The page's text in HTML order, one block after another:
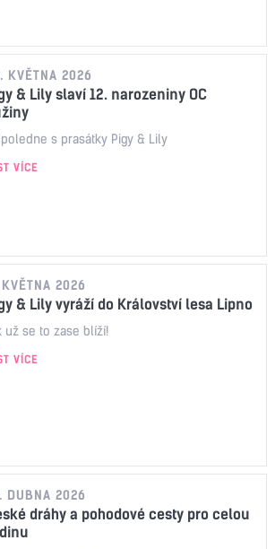
KVĚTNA 2026
& Lily slaví 12. narozeniny OC
s prasátky Pigy & Lily
VÍCE
2026
& Lily vyráží do Království lesa Lipno
už se to zase blíží!
VÍCE
DUBNA 2026
dráhy a pohodové cesty pro celou